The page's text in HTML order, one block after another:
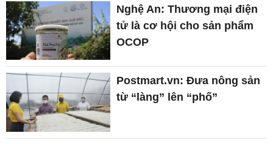
Nghệ An: Thương mại điện
tử là cơ hội cho sản phẩm
OCOP
Postmart.vn: Đưa nông sản
từ “làng” lên “phố”